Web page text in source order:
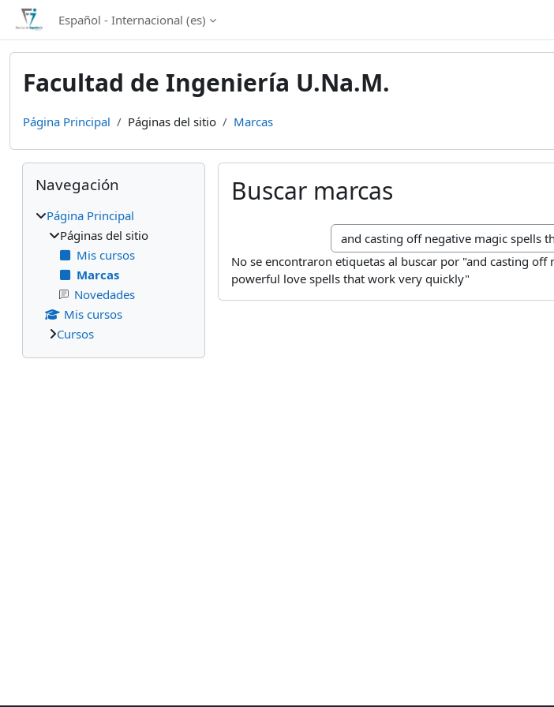
Salta al contenido principal
Español - Internacional ‎(es)‎
Facultad de Ingeniería U.Na.M.
Página Principal Páginas del sitio Marcas
Buscar marcas
Buscar marcas
No se encontraron etiquetas al buscar por "and casting
powerful love spells that work very quickly"
Bloques
Salta Navegación
Navegación
Página Principal
Páginas del sitio
Mis cursos
Marcas
Novedades
Mis cursos
Cursos